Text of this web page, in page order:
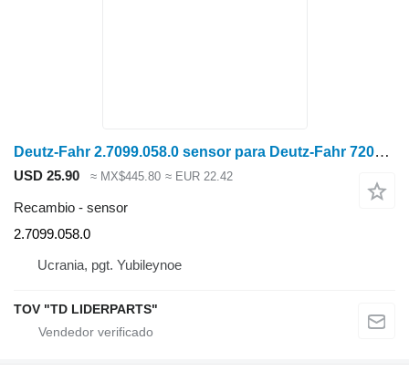
Deutz-Fahr 2.7099.058.0 sensor para Deutz-Fahr 7206 cosechadora de cereales
USD 25.90 ≈ MX$445.80 ≈ EUR 22.42
Recambio - sensor
2.7099.058.0
Ucrania, pgt. Yubileynoe
TOV "TD LIDERPARTS"